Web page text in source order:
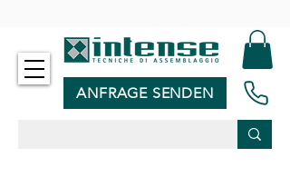
ANFRAGE SENDEN